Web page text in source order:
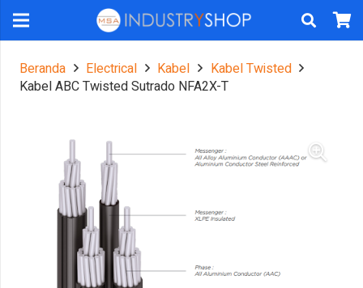
Beranda Electrical Kabel
Kabel Twisted
Kabel ABC Twisted Sutrado NFA2X-T